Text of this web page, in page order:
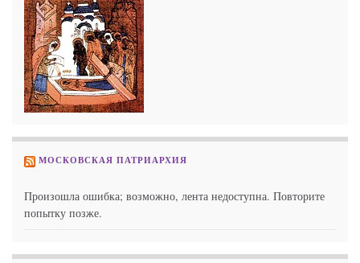
МОСКОВСКАЯ ПАТРИАРХИЯ
Произошла ошибка; возможно, лента недоступна. Повторите
попытку позже.